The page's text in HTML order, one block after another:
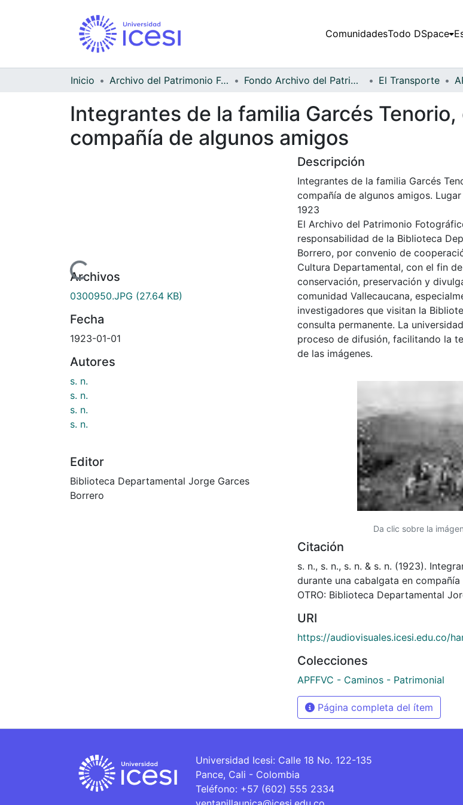
ComunidadesTodo DSpace
Inicio Archivo del Patrimonio Fotográfico y Fílmico del Valle del Cauca Fondo Archivo del Patrimonio Fotográfico y Fílmico del Valle del Cauca El Transporte
Integrantes de la familia Garcés
compañía de algunos amigos
Cargando...
Archivos
0300950.JPG (27.64 KB)
Fecha
1923-01-01
Autores
s. n.
s. n.
s. n.
s. n.
Editor
Biblioteca Departamental Jorge Garces
Borrero
Descripción
Integrantes de la familia Garcés
compañía de algunos amigos.
1923
El Archivo del Patrimonio
responsabilidad de la Biblioteca
Borrero, por convenio de
Cultura Departamental, con el fin
conservación, preservación y
comunidad Vallecaucana,
investigadores que visitan la
consulta permanente. La
proceso de difusión, facilitando la
de las imágenes.
Da clic sobre la
Citación
s. n., s. n., s. n. & s. n. (1923).
durante una cabalgata en
OTRO: Biblioteca Departamental
URI
https://audiovisuales.icesi.edu.co/
Colecciones
APFFVC - Caminos - Patrimonial
Página completa del ítem
Universidad Icesi: Calle 18 No. 122-135
Pance, Cali - Colombia
Teléfono: +57 (602) 555 2334